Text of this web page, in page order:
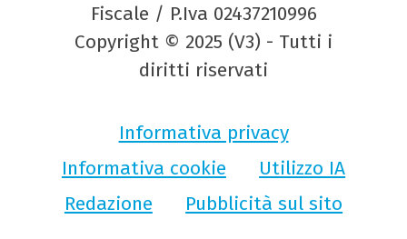
Fiscale / P.Iva 02437210996
Copyright © 2025 (V3) - Tutti i
diritti riservati
Informativa privacy
Informativa cookie
Utilizzo IA
Redazione
Pubblicità sul sito